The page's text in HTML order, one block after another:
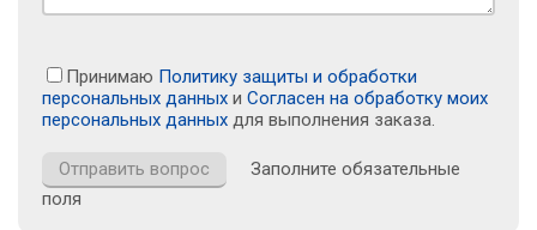
Принимаю Политику защиты и обработки
персональных данных и Согласен на обработку моих
персональных данных для выполнения заказа.
Заполните обязательные
поля